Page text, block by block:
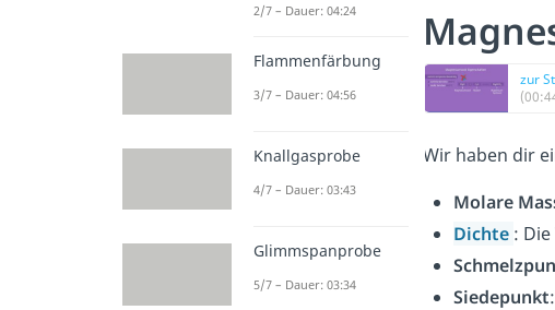
zur
Wir haben dir
Molare
Dichte :
Siedepunkt
2/7 – Dauer: 04:24
Flammenfärbung
3/7 – Dauer: 04:56
Knallgasprobe
4/7 – Dauer: 03:43
Glimmspanprobe
5/7 – Dauer: 03:34